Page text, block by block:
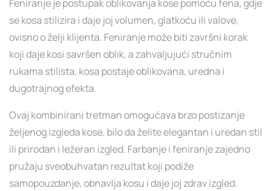
Feniranje je postupak oblikovanja kose pomoću fena, gdje
se kosa stilizira i daje joj volumen, glatkoću ili valove,
ovisno o želji klijenta. Feniranje može biti završni korak
koji daje kosi savršen oblik, a zahvaljujući stručnim
rukama stilista, kosa postaje oblikovana, uredna i
dugotrajnog efekta.
Ovaj kombinirani tretman omogućava brzo postizanje
željenog izgleda kose, bilo da želite elegantan i uredan stil
ili prirodan i ležeran izgled. Farbanje i feniranje zajedno
pružaju sveobuhvatan rezultat koji podiže
samopouzdanje, obnavlja kosu i daje joj zdrav izgled.